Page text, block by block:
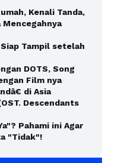
Kenali Tanda,
Mencegahnya
Tampil setelah
DOTS, Song
Film nya
di Asia
Descendants
Pahami ini Agar
"Tidak"!